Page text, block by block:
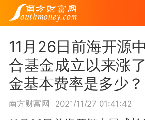
11月26日前海开源
合基金成立以来涨
金基本费率是多少？
南方财富网 2021/11/27 01:41:42